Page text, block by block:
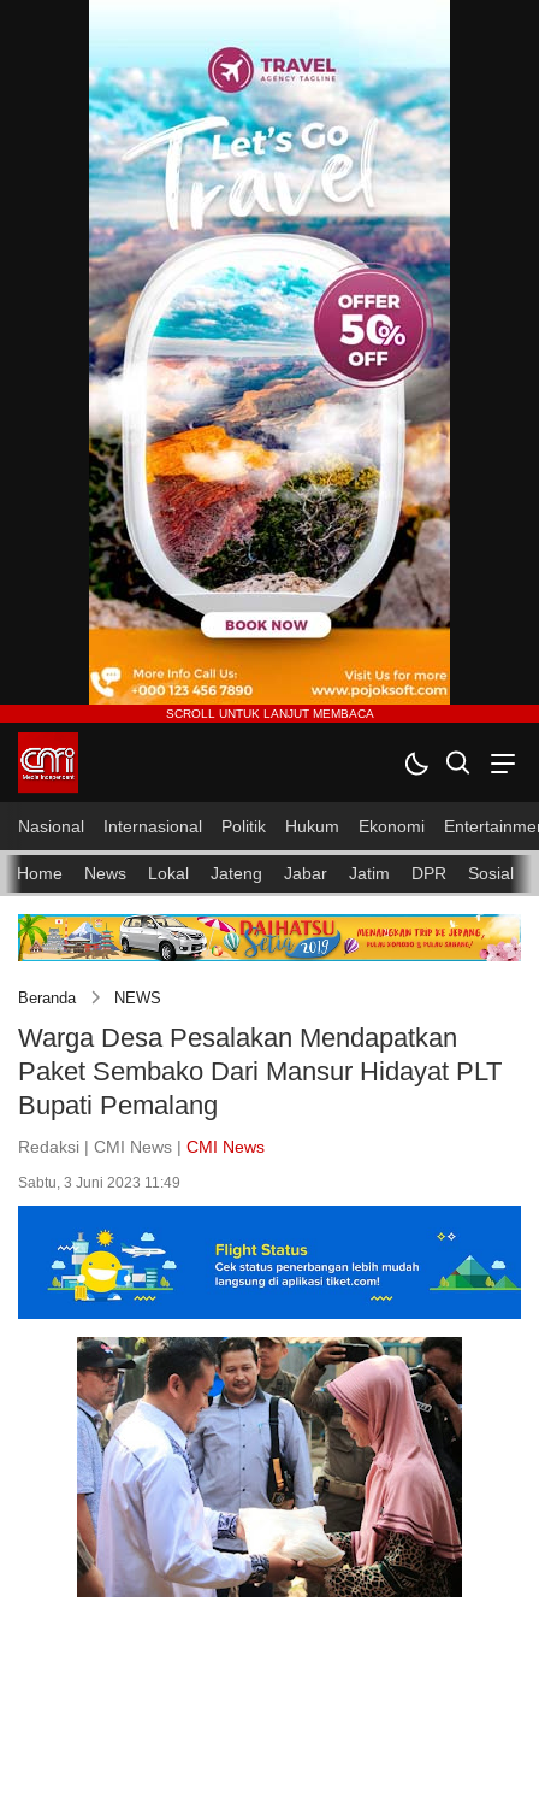
Nasional Internasional Politik Hukum Ekonomi
Home News Lokal Jateng Jabar Jatim DPR Sosial
Beranda NEWS
Warga Desa Pesalakan Mendapatkan
Paket Sembako Dari Mansur Hidayat PLT
Bupati Pemalang
Redaksi | CMI News | CMI News
Sabtu, 3 Juni 2023 11:49